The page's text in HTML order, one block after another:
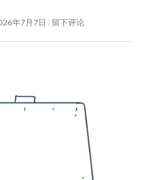
年7月7日 留下评论